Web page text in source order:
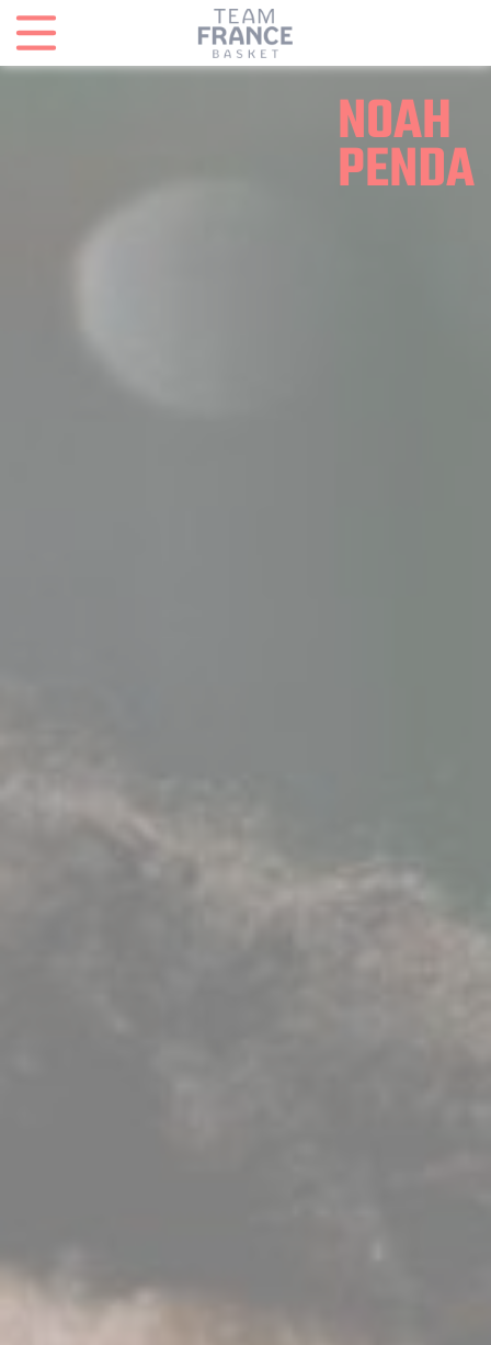
NOAH
PENDA
Panneau de gestion des cookies